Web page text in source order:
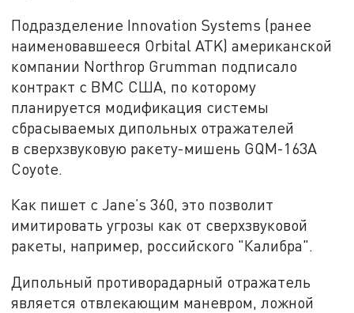
Подразделение Innovation Systems (ранее
наименовавшееся Orbital ATK) американской
компании Northrop Grumman подписало
контракт с ВМС США, по которому
планируется модификация системы
сбрасываемых дипольных отражателей
в сверхзвуковую ракету-мишень GQM-163A
Coyote.
Как пишет с Jane’s 360, это позволит
имитировать угрозы как от сверхзвуковой
ракеты, например, российского "Калибра".
Дипольный противорадарный отражатель
является отвлекающим маневром, ложной